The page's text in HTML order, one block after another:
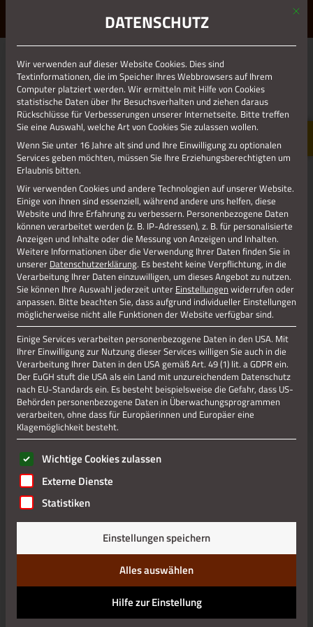
ERLEBE STOLBERG.ERLEBE DICH.
Datenschutz
Impressum
Mit
DATENSCHUTZ
Wir verwenden auf dieser Website Cookies. Dies sind
Textinformationen, die im Speicher Ihres Webbrowsers auf Ihrem
Computer platziert werden. Wir ermitteln mit Hilfe von Cookies
statistische Daten über Ihr Besuchsverhalten und ziehen daraus
Rückschlüsse für Verbesserungen unserer Internetseite. Bitte treffen
Sie eine Auswahl, welche Art von Cookies Sie zulassen wollen.
Wenn Sie unter 16 Jahre alt sind und Ihre Einwilligung zu optionalen
Services geben möchten, müssen Sie Ihre Erziehungsberechtigten um
Erlaubnis bitten.
Wir verwenden Cookies und andere Technologien auf unserer Website.
Einige von ihnen sind essenziell, während andere uns helfen, diese
Website und Ihre Erfahrung zu verbessern. Personenbezogene Daten
können verarbeitet werden (z. B. IP-Adressen), z. B. für personalisierte
Anzeigen und Inhalte oder die Messung von Anzeigen und Inhalten.
Weitere Informationen über die Verwendung Ihrer Daten finden Sie in
unserer Datenschutzerklärung. Es besteht keine Verpflichtung, in die
Verarbeitung Ihrer Daten einzuwilligen, um dieses Angebot zu nutzen.
Sie können Ihre Auswahl jederzeit unter Einstellungen widerrufen oder
anpassen. Bitte beachten Sie, dass aufgrund individueller Einstellungen
möglicherweise nicht alle Funktionen der Website verfügbar sind.
Einige Services verarbeiten personenbezogene Daten in den USA. Mit
Ihrer Einwilligung zur Nutzung dieser Services willigen Sie auch in die
Verarbeitung Ihrer Daten in den USA gemäß Art. 49 (1) lit. a GDPR ein.
Der EuGH stuft die USA als ein Land mit unzureichendem Datenschutz
nach EU-Standards ein. Es besteht beispielsweise die Gefahr, dass US-
Behörden personenbezogene Daten in Überwachungsprogrammen
verarbeiten, ohne dass für Europäerinnen und Europäer eine
Klagemöglichkeit besteht.
Es folgt eine Liste der Service-Gruppen, für die eine
Wichtige Cookies zulassen
Externe Dienste
Statistiken
Einstellungen speichern
Alles auswählen
Hilfe zur Einstellung